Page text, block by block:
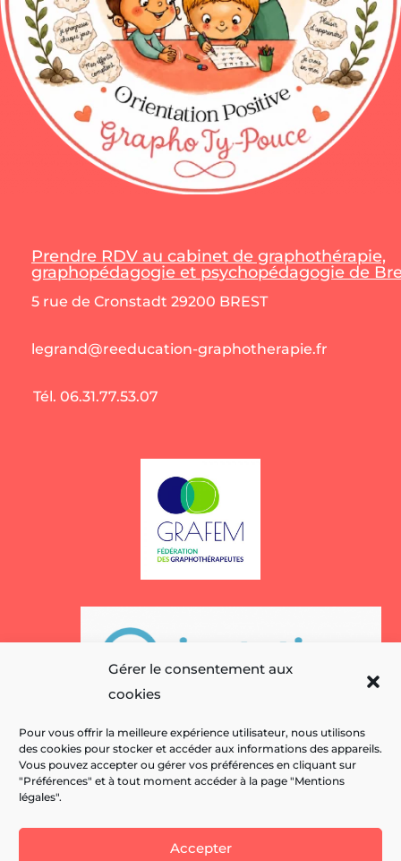
Gérer le consentement aux
cookies
Pour vous offrir la meilleure expérience utilisateur, nous utilisons
des cookies pour stocker et accéder aux informations des appareils.
Vous pouvez accepter ou gérer vos préférences en cliquant sur
"Préférences" et à tout moment accéder à la page "Mentions
légales".
Accepter
Prendre RDV au cabinet de graphothérapie,
graphopédagogie et psychopédagogie de
5 rue de Cronstadt 29200 BREST
legrand@reeducation-graphotherapie.fr
Tél. 06.31.77.53.07